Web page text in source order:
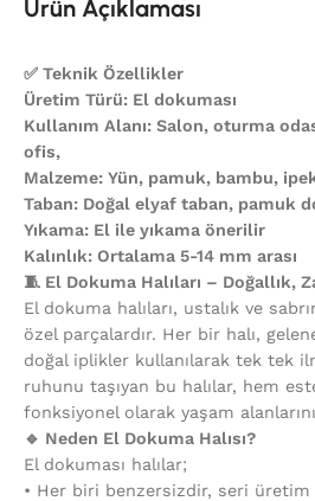
Ürün Açıklaması
✅ Teknik Özellikler
Üretim Türü: El dokuması
Kullanım Alanı: Salon, oturma
ofis,
Malzeme: Yün, pamuk, bambu,
Taban: Doğal elyaf taban, pamuk
Yıkama: El ile yıkama önerilir
Kalınlık: Ortalama 5-14 mm arası
🧵 El Dokuma Halıları – Doğallık,
El dokuma halıları, ustalık ve
özel parçalardır. Her bir halı,
doğal iplikler kullanılarak tek tek
ruhunu taşıyan bu halılar, hem
fonksiyonel olarak yaşam
🔹 Neden El Dokuma Halısı?
El dokuması halılar;
•⁠ ⁠Her biri benzersizdir, seri üretim